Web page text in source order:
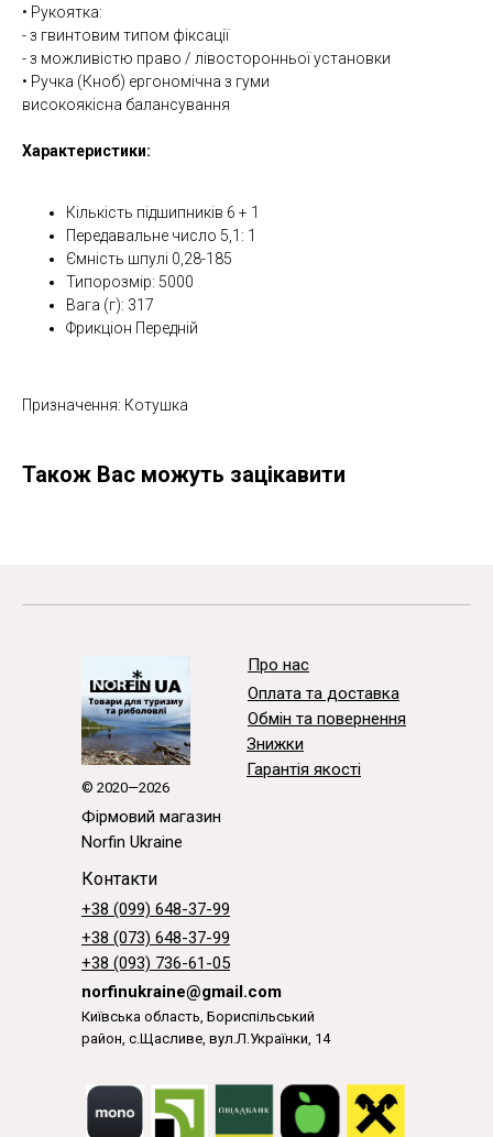
• Рукоятка:
- з гвинтовим типом фіксації
- з можливістю право / лівосторонньої установки
• Ручка (Кноб) ергономічна з гуми
високоякісна балансування
Характеристики:
Кількість підшипників 6 + 1
Передавальне число 5,1: 1
Ємність шпулі 0,28-185
Типорозмір: 5000
Вага (г): 317
Фрикціон Передній
Призначення: Котушка
Також Вас можуть зацікавити
© 2020—2026
Фірмовий магазин
Norfin Ukraine
Про нас
Оплата та доставка
Обмін та повернення
Знижки
Гарантія якості
Контакти
Київська область, Бориспільський
район, с.Щасливе, вул.Л.Українки, 14
+38 (099) 648-37-99
norfinukraine@gmail.com
+38 (073) 648-37-99
+38 (093) 736-61-05